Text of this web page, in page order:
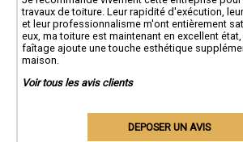
travaux de toiture. Leur rapidité d'exécution,
et leur professionnalisme m'ont entièrement
eux, ma toiture est maintenant en excellent
faîtage ajoute une touche esthétique
maison.
Voir tous les avis clients
DEPOSER UN AVIS